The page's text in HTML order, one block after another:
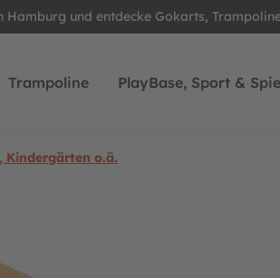
Hamburg und entdecke Gokarts,
Trampoline PlayBase, Sport &
Kindergärten o.ä.